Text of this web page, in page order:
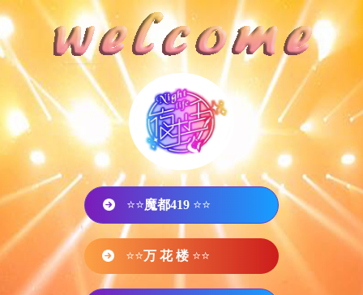
⭐⭐魔都419 ⭐⭐
⭐⭐万 花 楼 ⭐⭐